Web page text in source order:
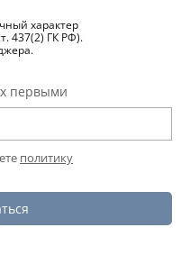
характер
437(2) ГК РФ).
первыми
политику